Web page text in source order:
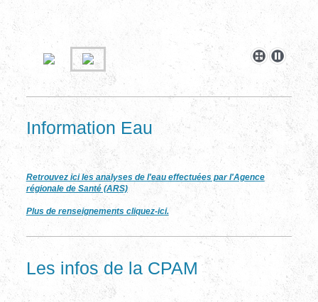
Information Eau
Retrouvez ici les analyses de l'eau effectuées par l'Agence
régionale de Santé (ARS)
Plus de renseignements cliquez-ici.
Les infos de la CPAM